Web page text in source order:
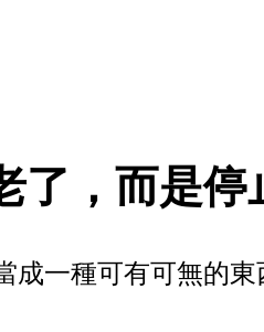
了，而是停
成一種可有可無的